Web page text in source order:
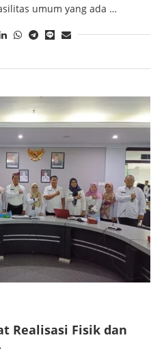
umum yang ada …
Realisasi Fisik dan